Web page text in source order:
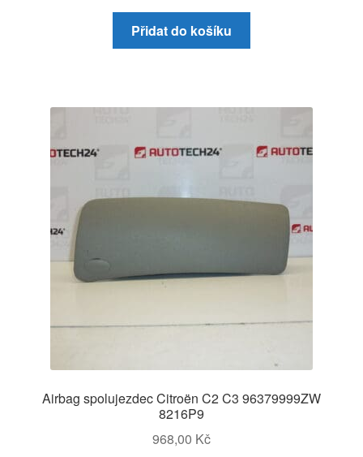
Přidat do košíku
Airbag spolujezdec Citroën C2 C3 96379999ZW
8216P9
968,00 Kč